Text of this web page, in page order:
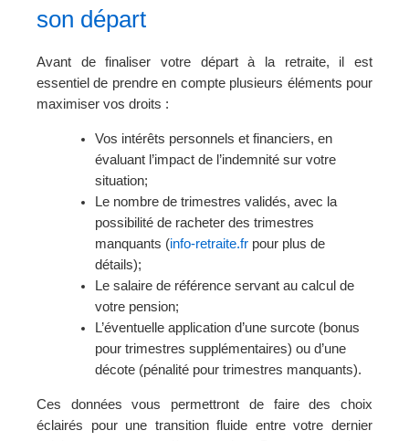
son départ
Avant de finaliser votre départ à la retraite, il est
essentiel de prendre en compte plusieurs éléments pour
maximiser vos droits :
Vos intérêts personnels et financiers, en
évaluant l’impact de l’indemnité sur votre
situation;
Le nombre de trimestres validés, avec la
possibilité de racheter des trimestres
manquants (info-retraite.frpour plus de
détails);
Le salaire de référence servant au calcul de
votre pension;
L’éventuelle application d’une surcote (bonus
pour trimestres supplémentaires) ou d’une
décote (pénalité pour trimestres manquants).
Ces données vous permettront de faire des choix
éclairés pour une transition fluide entre votre dernier